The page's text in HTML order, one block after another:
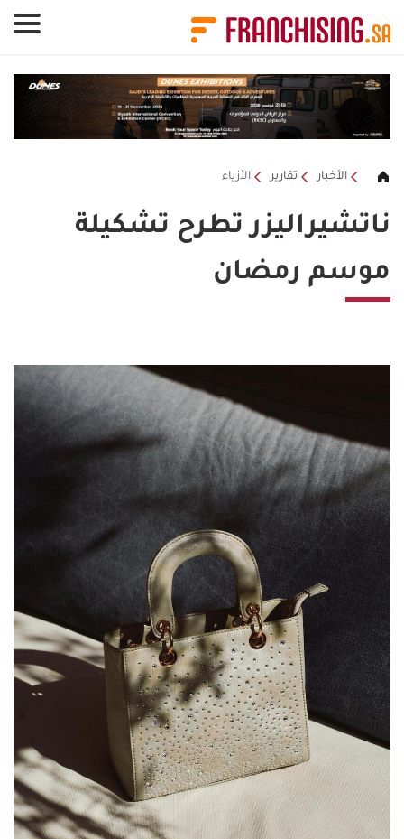
الأخبار تقارير الأزياء
ناتشيراليزر تطرح تشكيلة
موسم رمضان
لوحة إدارة ملفات تعريف الارتباط